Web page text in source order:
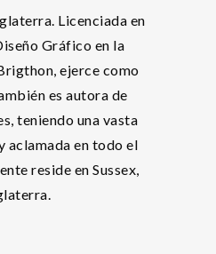
Licenciada en
Gráfico en la
ejerce como
es autora de
teniendo una vasta
aclamada en todo el
reside en Sussex,